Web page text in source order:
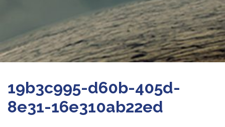
19b3c995-d60b-405d-
8e31-16e310ab22ed